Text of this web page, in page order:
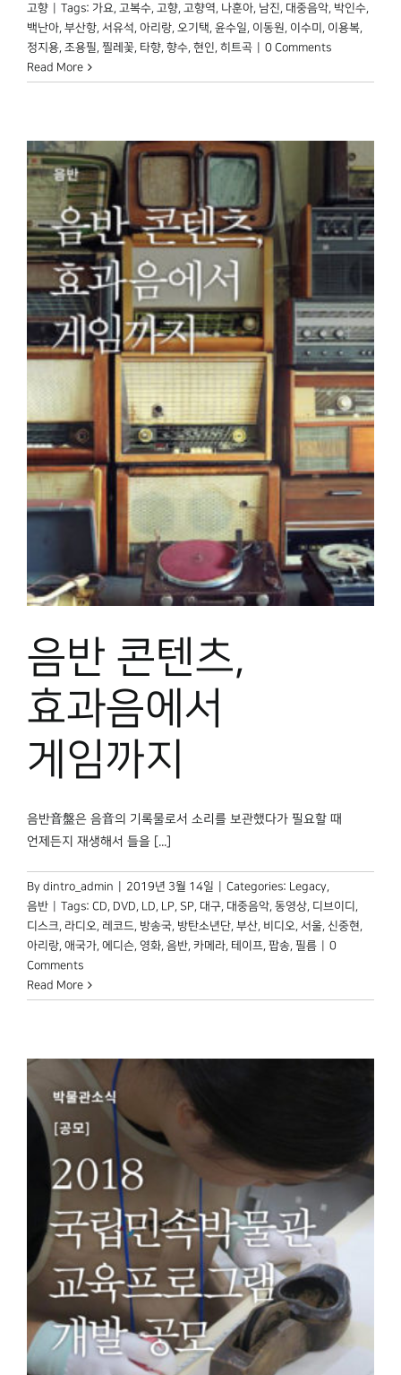
고향
Tags: 가요 고복수 고향 고향역 나훈아 남진 대중음악 박인수
백난아 부산항 서유석 아리랑 오기택 윤수일 이동원 이수미 이용복
정지용 조용필 찔레꽃 타향 향수 현인 히트곡
0 Comments
Read More
음반 콘텐츠,
효과음에서
게임까지
음반音盤은 음音의 기록물로서 소리를 보관했다가 필요할 때
언제든지 재생해서 들을 [...]
By dintro_admin 2019년 3월 14일 Categories: Legacy,
음반
Tags: CD, DVD, LD, LP, SP, 대구, 대중음악, 동영상, 디브이디 ,
디스크, 라디오, 레코드, 방송국, 방탄소년단, 부산, 비디오, 서울, 신중현,
아리랑, 애국가, 에디슨, 영화, 음반, 카메라, 테이프, 팝송, 필름
0
Comments
Read More